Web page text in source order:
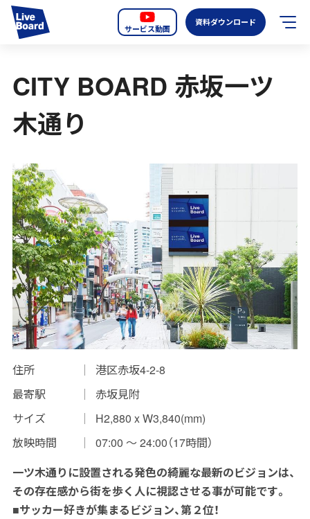
サービス動画
資料ダウンロード
サービス紹介
LIVE BOARDの新しいOOH
選ばれる理由
導入事例
全国のスクリーン
お知らせ
オーディエンスデータの階層
インプレッションデータの算出方法
お問い合わせ
よくあるご質問
CITY BOARD 赤坂一ツ
木通り
住所
港区赤坂4-2-8
最寄駅
赤坂見附
サイズ
H2,880 x W3,840(mm)
放映時間
07:00 〜 24:00（17時間）
一ツ木通りに設置される発色の綺麗な最新のビジョンは、
その存在感から街を歩く人に視認させる事が可能です。
■サッカー好きが集まるビジョン、第２位！